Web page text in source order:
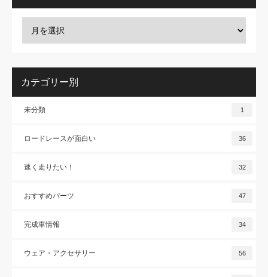
カテゴリー別
未分類 1
ロードレースが面白い 36
速く走りたい！ 32
おすすめパーツ 47
完成車情報 34
ウェア・アクセサリー 56